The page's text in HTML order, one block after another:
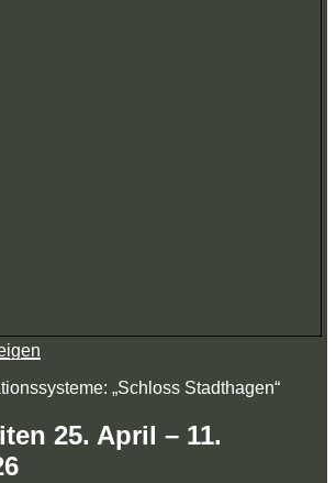
„Schloss Stadthagen“
25. April – 11.